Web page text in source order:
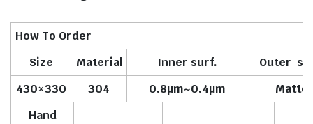
How To Order
Size
Material Inner surf.
Outer
430×330
304 0.8µm~0.4µm
Matte
Hand